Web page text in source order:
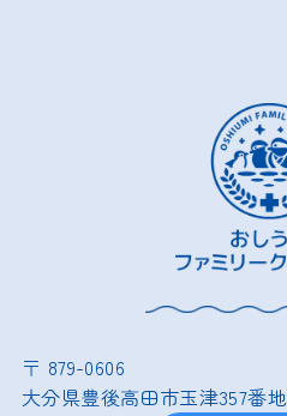
〒 879-0606
大分県豊後高田市玉津357番地